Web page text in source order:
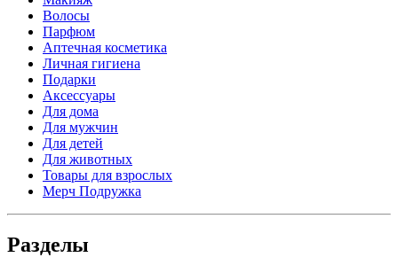
Волосы
Парфюм
Аптечная косметика
Личная гигиена
Подарки
Аксессуары
Для дома
Для мужчин
Для детей
Для животных
Товары для взрослых
Мерч Подружка
Разделы